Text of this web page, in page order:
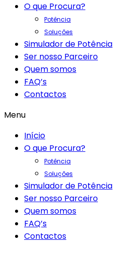
O que Procura?
Potência
Soluções
Simulador de Potência
Ser nosso Parceiro
Quem somos
FAQ’s
Contactos
Menu
Início
O que Procura?
Potência
Soluções
Simulador de Potência
Ser nosso Parceiro
Quem somos
FAQ’s
Contactos